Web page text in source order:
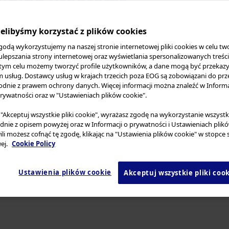
Inne kraje w Oceanii
and passionate surgeons dedicated to
different training groups in Asia Pacific
Department work closely with them through
training programs as well as creating
and best practice sharing.
Surgery Training & Education Group
korzystać z plików cookies
wykorzystujemy na naszej stronie internetowej pliki cookies w celu
strony internetowej oraz wyświetlania spersonalizowanych
celu możemy tworzyć profile użytkowników, a dane mogą być
usług. Dostawcy usług w krajach trzecich poza EOG są zobowiązani do
z prawem ochrony danych. Więcej informacji można znaleźć w
oraz w "Ustawieniach plików cookie".
"Akceptuj wszystkie pliki cookie", wyrażasz zgodę na wykorzystanie
z opisem powyżej oraz w Informacji o prywatności i Ustawieniach
możesz cofnąć tę zgodę, klikając na "Ustawienia plików cookie" w stopce
Cookie Policy
Ustawienia plików cookie Akceptuj wszystkie pliki